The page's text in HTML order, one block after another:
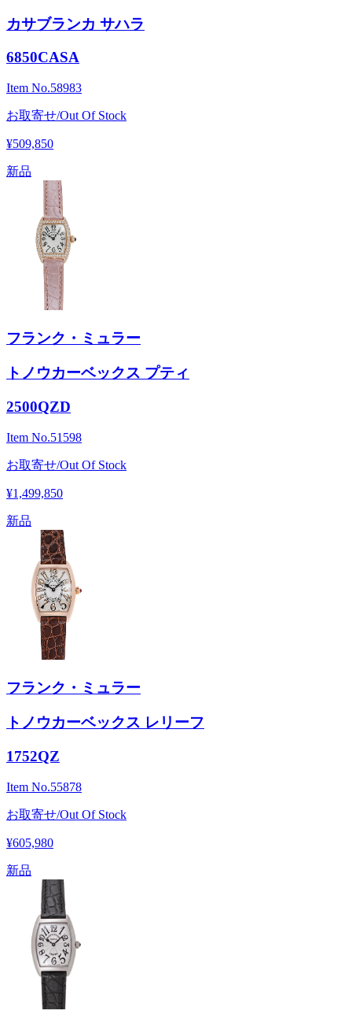
カサブランカ サハラ
6850CASA
Item No.58983
お取寄せ/Out Of Stock
¥509,850
新品
フランク・ミュラー
トノウカーベックス プティ
2500QZD
Item No.51598
お取寄せ/Out Of Stock
¥1,499,850
新品
フランク・ミュラー
トノウカーベックス レリーフ
1752QZ
Item No.55878
お取寄せ/Out Of Stock
¥605,980
新品